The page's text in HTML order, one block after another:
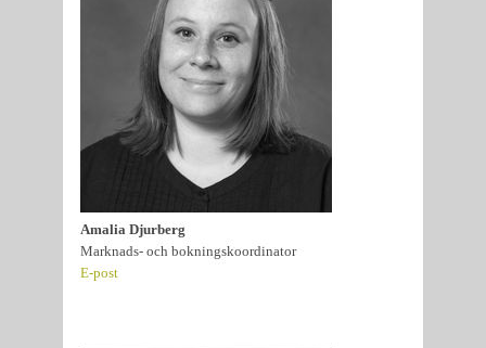
Amalia Djurberg
Marknads- och bokningskoordinator
E-post